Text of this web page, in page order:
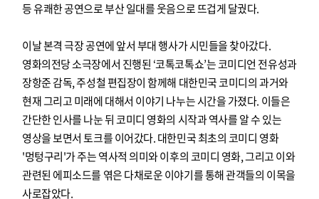
등 유쾌한 공연으로 부산 일대를 웃음으로 뜨겁게 달궜다.
이날 본격 극장 공연에 앞서 부대 행사가 시민들을 찾아갔다.
영화의전당 소극장에서 진행된 ‘코톡코톡쇼’는 코미디언 전유성과
장항준 감독, 주성철 편집장이 함께해 대한민국 코미디의 과거와
현재 그리고 미래에 대해서 이야기 나누는 시간을 가졌다. 이들은
간단한 인사를 나눈 뒤 코미디 영화의 시작과 역사를 알 수 있는
영상을 보면서 토크를 이어갔다. 대한민국 최초의 코미디 영화
'멍텅구리'가 주는 역사적 의미와 이후의 코미디 영화, 그리고 이와
관련된 에피소드를 엮은 다채로운 이야기를 통해 관객들의 이목을
사로잡았다.